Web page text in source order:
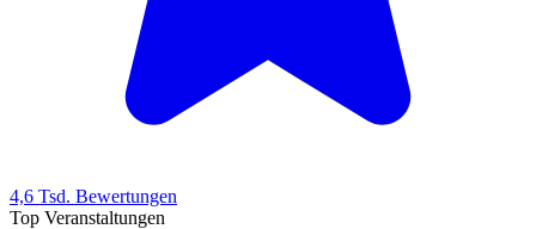
4,6 Tsd. Bewertungen
Top Veranstaltungen